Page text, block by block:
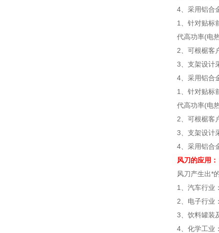
4、采用铝合
1、针对贴标
代高功率(电
2、可根椐客
3、支架设计
4、采用铝合
1、针对贴标
代高功率(电
2、可根椐客
3、支架设计
4、采用铝合
风刀的应用：
风刀产生出*
1、汽车行业
2、电子行业
3、饮料罐装
4、化学工业